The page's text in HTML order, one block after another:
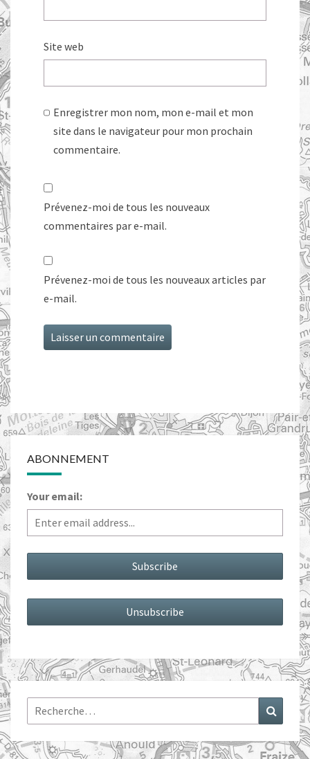
Site web
Enregistrer mon nom, mon e-mail et mon
site dans le navigateur pour mon prochain
commentaire.
Prévenez-moi de tous les nouveaux
commentaires par e-mail.
Prévenez-moi de tous les nouveaux articles par
e-mail.
ABONNEMENT
Your email:
Rechercher :